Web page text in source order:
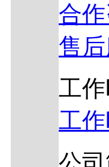
合
售
工
工